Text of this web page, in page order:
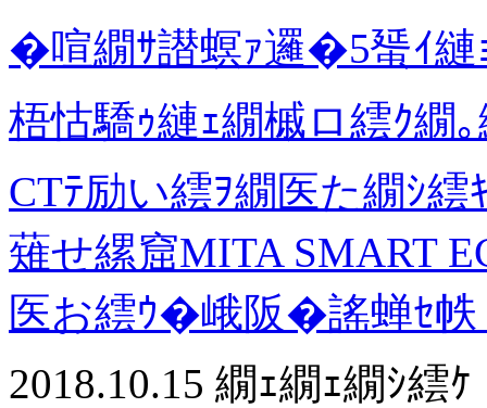
�喧繝ｻ譛螟ｧ邏�5蜑ｲ
梧怙驕ｩ縺ｪ繝槭ロ繧ｸ繝
CTﾃ励い繧ｦ繝医た繝ｼ
薙せ縲窟MITA SMART
医お繧ｳ�峨阪�謠蝉ｾ
2018.10.15 繝ｪ繝ｪ繝ｼ繧ｹ